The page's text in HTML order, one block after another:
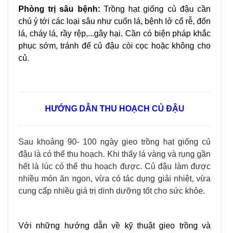
Phòng trị sâu bệnh: Trồng hạt giống củ đậu cần
chú ý tới các loại sâu như cuốn lá, bệnh lở cổ rễ, đốn
lá, cháy lá, rầy rệp,...gây hại. Cần có biện pháp khắc
phục sớm, tránh để củ đậu còi cọc hoặc không cho
củ.
HƯỚNG DẪN THU HOẠCH CỦ ĐẬU
Sau khoảng 90- 100 ngày gieo trồng hạt giống củ
đậu là có thể thu hoạch. Khi thấy lá vàng và rụng gần
hết là lúc có thể thu hoạch được. Củ đậu làm được
nhiều món ăn ngon, vừa có tác dụng giải nhiệt, vừa
cung cấp nhiều giá trị dinh dưỡng tốt cho sức khỏe.
Với những hướng dẫn về kỹ thuật gieo trồng và